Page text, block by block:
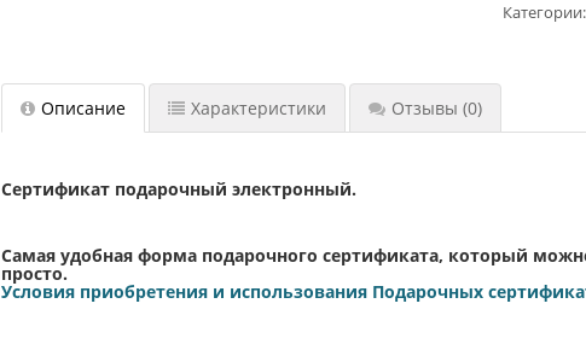
Категории:
Описание Характеристики Отзывы (0)
Сертификат подарочный электронный.
Самая удобная форма подарочного сертификата, который
просто.
Условия приобретения и использования Подарочных